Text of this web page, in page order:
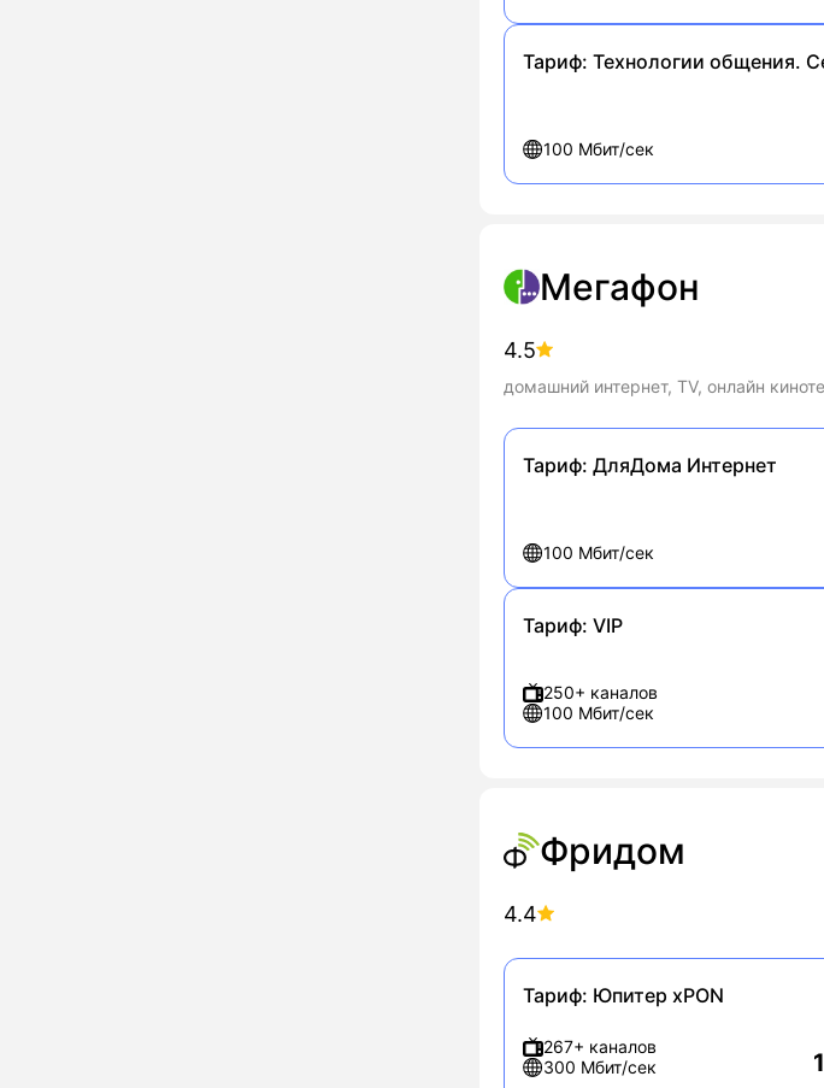
Тариф: Технологии общения.
100 Мбит/сек
Мегафон
4.5
домашний интернет, TV, онлайн
Тариф: ДляДома Интернет
100 Мбит/сек
Тариф: VIP
250+ каналов
100 Мбит/сек
Фридом
4.4
Тариф: Юпитер xPON
267+ каналов
300 Мбит/сек